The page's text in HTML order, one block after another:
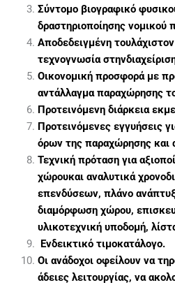
Σύντομο βιογραφικό
δραστηριοποίησης νομικού
Αποδεδειγμένη
τεχνογνωσία στην
Οικονομική προσφορά με
αντάλλαγμα παραχώρησης
Προτεινόμενη διάρκεια
Προτεινόμενες εγγυήσεις
όρων της παραχώρησης και
Τεχνική πρόταση για
χώρουκαι αναλυτικά
επενδύσεων, πλάνο
διαμόρφωση χώρου,
υλικοτεχνική υποδομή,
Ενδεικτικό τιμοκατάλογο.
Οι ανάδοχοι οφείλουν να
άδειες λειτουργίας, να